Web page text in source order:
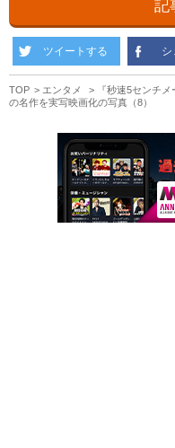
記
ツイートする シ
TOP エンタメ
『秒速5センチ
の名作を実写映画化の写真（8）